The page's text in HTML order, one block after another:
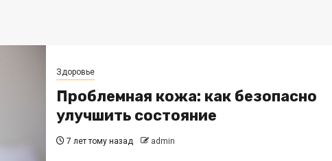
Здоровье
Проблемная кожа: как безопасно
улучшить состояние
7 лет тому назад admin